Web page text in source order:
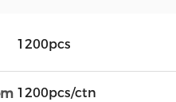
1200pcs
1200pcs/ctn